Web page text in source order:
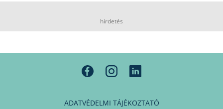
hirdetés
ADATVÉDELMI TÁJÉKOZTATÓ